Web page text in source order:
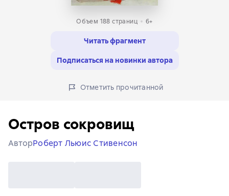
Объем 188 страниц 6+
Читать фрагмент
Подписаться на новинки автора
Отметить прочитанной
Остров сокровищ
АвторРоберт Льюис Стивенсон